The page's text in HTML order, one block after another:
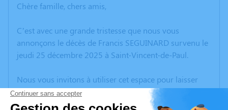
Chère famille, chers amis,
C’est avec une grande tristesse que nous vous
annonçons le décès de Francis SEGUINARD survenu le
jeudi 25 décembre 2025 à Saint-Vincent-de-Paul.
Nous vous invitons à utiliser cet espace pour laisser
vos condoléances, partager des photos souvenirs, une
anecdote ou exprimer vos pensées à travers des